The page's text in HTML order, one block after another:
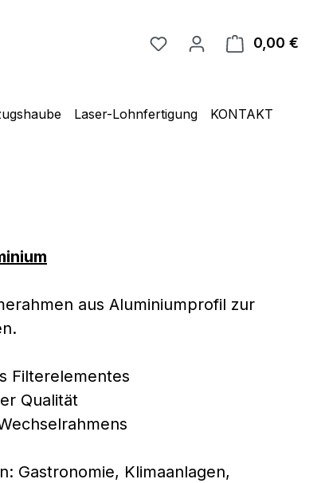
Du hast 0 Produkte auf
0,00 €
Laser-Lohnfertigung KONTAKT
aus Aluminiumprofil zur
Filterelementes
Qualität
Gastronomie, Klimaanlagen,